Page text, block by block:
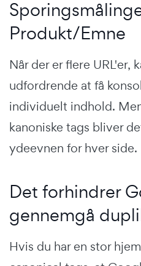
Produkt/Emne
Når der er flere URL'er,
udfordrende at få
individuelt indhold.
kanoniske tags bliver
ydeevnen for hver side.
Det forhindrer
gennemgå
Hvis du har en stor